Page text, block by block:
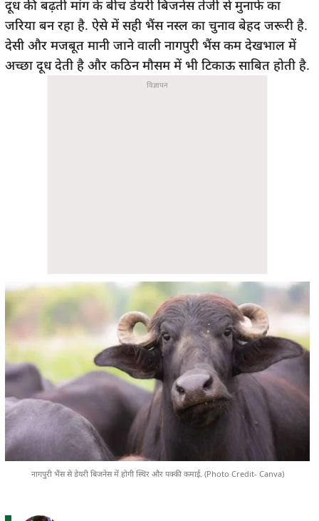
दूध की बढ़ती मांग के बीच डेयरी बिजनेस तेजी से मुनाफे का
जरिया बन रहा है. ऐसे में सही भैंस नस्ल का चुनाव बेहद जरूरी है.
देसी और मजबूत मानी जाने वाली नागपुरी भैंस कम देखभाल में
अच्छा दूध देती है और कठिन मौसम में भी टिकाऊ साबित होती है.
नागपुरी भैंस से डेयरी बिजनेस में होगी स्थिर और पक्की कमाई. (Photo Credit- Canva)